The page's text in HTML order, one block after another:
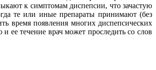
к симптомам диспепсии, что зачастую
те или иные препараты принимают (без
время появления многих диспепсических
ее течение врач может проследить со слов